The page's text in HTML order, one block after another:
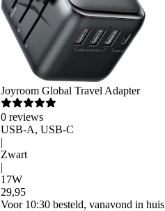
Joyroom Global Travel Adapter
0 reviews
USB-A, USB-C
|
Zwart
|
17W
29,95
Voor 10:30 besteld, vanavond in huis